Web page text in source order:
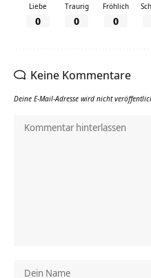
Liebe
0
Traurig
0
Fröhlich
0
Keine Kommentare
Deine E-Mail-Adresse wird nicht